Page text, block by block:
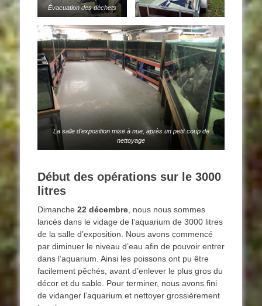
Évacuation des déchets
La salle d’exposition mise à nue, après un petit coup de
nettoyage
Début des opérations sur le 3000
litres
Dimanche 22 décembre, nous nous sommes
lancés dans le vidage de l’aquarium de 3000 litres
de la salle d’exposition. Nous avons commencé
par diminuer le niveau d’eau afin de pouvoir entrer
dans l’aquarium. Ainsi les poissons ont pu être
facilement pêchés, avant d’enlever le plus gros du
décor et du sable. Pour terminer, nous avons fini
de vidanger l’aquarium et nettoyer grossièrement